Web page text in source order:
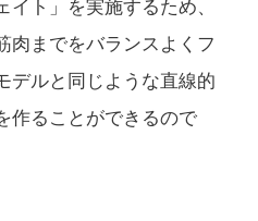
ト」を実施するため、
肉までをバランスよくフ
デルと同じような直線的
作ることができるので